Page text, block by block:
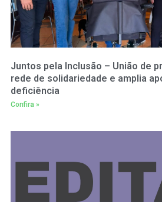
Juntos pela Inclusão – União de
rede de solidariedade e amplia
deficiência
Confira »